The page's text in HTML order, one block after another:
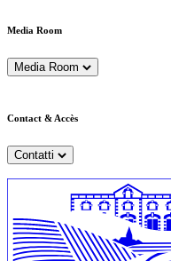
Media Room
Media Room
Contact & Accès
Contatti